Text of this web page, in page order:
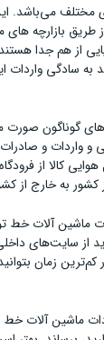
مختلف می‌باشد.
بازارچه های
از هم جدا
به سادگی واردات
های گوناگون
واردات و صادرات
کالا از
کشور به خارج از
آلات خط
سایت‌های داخلی
زمان
ماشین آلات خط